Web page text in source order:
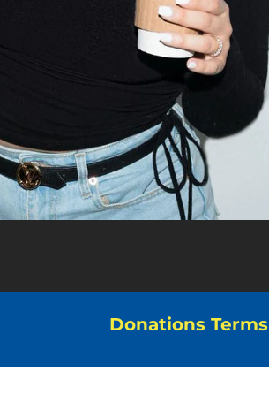
Donations Terms